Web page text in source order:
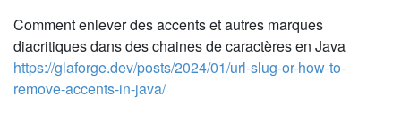
Comment enlever des accents et autres marques
diacritiques dans des chaines de caractères en Java
https://glaforge.dev/posts/2024/01/url-slug-or-how-to-
remove-accents-in-java/